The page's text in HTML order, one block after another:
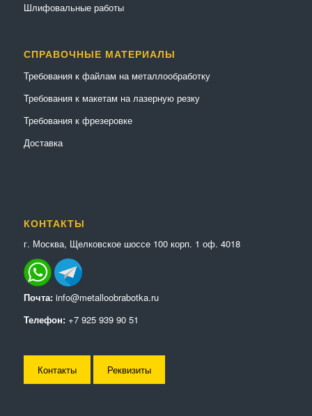
Шлифовальные работы
СПРАВОЧНЫЕ МАТЕРИАЛЫ
Требования к файлам на металлообработку
Требования к макетам на лазерную резку
Требования к фрезеровке
Доставка
КОНТАКТЫ
г. Москва, Щелковское шоссе 100 корп. 1 оф. 4018
Почта: info@metalloobrabotka.ru
Телефон: +7 925 939 90 51
Контакты Реквизиты